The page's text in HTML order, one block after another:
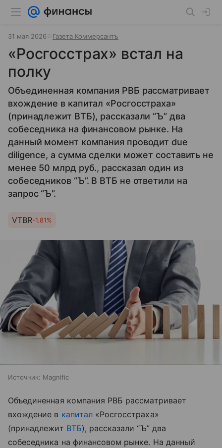
31 мая 2026 Газета Коммерсантъ
«Росгосстрах» встал на
полку
Объединенная компания РВБ рассматривает
вхождение в капитал «Росгосстраха»
(принадлежит ВТБ), рассказали “Ъ” два
собеседника на финансовом рынке. На
данный момент компания проводит due
diligence, а сумма сделки может составить не
менее 50 млрд руб., рассказал один из
собеседников “Ъ”. В ВТБ не ответили на
запрос “Ъ”.
VTBR-1.81%
Источник: Magnific
Объединенная компания РВБ рассматривает
вхождение в капитал«Росгосстраха»
(принадлежит ВТБ), рассказали “Ъ” два
собеседника на финансовом рынке. На данный